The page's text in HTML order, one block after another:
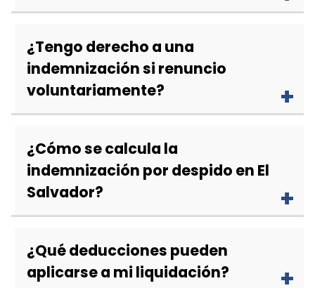
¿Tengo derecho a una
indemnización si renuncio
voluntariamente?
¿Cómo se calcula la
indemnización por despido en El
Salvador?
¿Qué deducciones pueden
aplicarse a mi liquidación?